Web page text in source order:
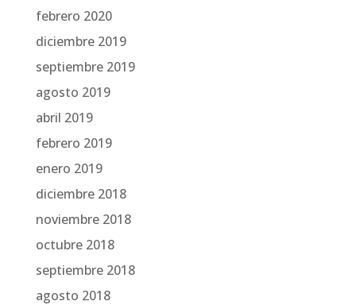
febrero 2020
diciembre 2019
septiembre 2019
agosto 2019
abril 2019
febrero 2019
enero 2019
diciembre 2018
noviembre 2018
octubre 2018
septiembre 2018
agosto 2018